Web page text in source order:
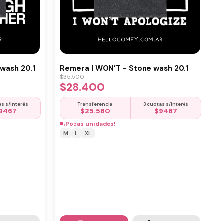
20.1
s/interés
Remera I WON’T - Stone wash 20.1
$35.500
$28.400
Transferencia
$25.560
3 cuotas s/interés
$9467
¡Pocas unidades!
M L XL